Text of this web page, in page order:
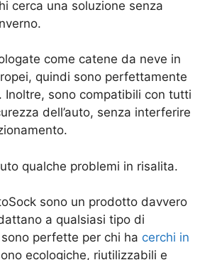
cerca una soluzione senza
come catene da neve in
quindi sono perfettamente
Inoltre, sono compatibili con tutti
dell’auto, senza interferire
qualche problemi in risalita.
sono un prodotto davvero
a qualsiasi tipo di
perfette per chi ha cerchi in
ecologiche, riutilizzabili e